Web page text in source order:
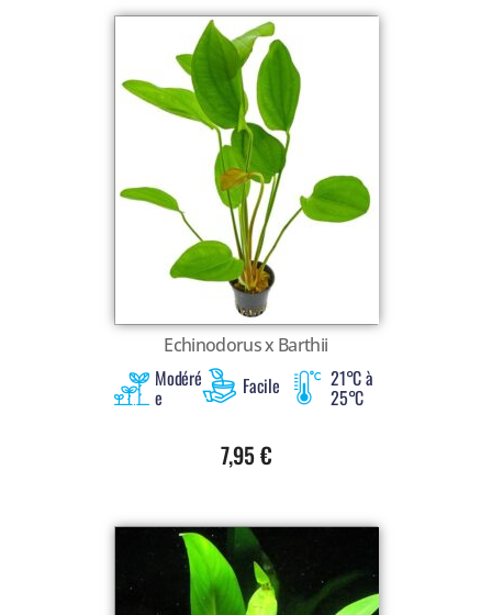
Echinodorus x Barthii
Modéré
e Facile 21°C à
25°C
7,95€